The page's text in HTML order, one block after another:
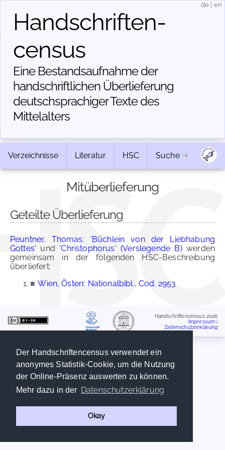
Der Handschriftencensus verwendet ein
anonymes Statistik-Cookie, um die Nutzung
der Online-Präsenz auswerten zu können.
Mehr dazu in der Datenschutzerklärung
Okay
Handschriften­
census
Eine Bestandsaufnahme der
handschriftlichen Über­lieferung
deutschsprachiger Texte des
Mittelalters
de en
Verzeichnisse Literatur HSC Suche
Mitüberlieferung
Geteilte Überlieferung
Peuntner, Thomas: 'Büchlein von der Liebhabung
Gottes' und 'Christophorus' (Verslegende B)werden
gemeinsam in der folgenden HSC-Beschreibung
überliefert:
■ Wien, Österr. Nationalbibl., Cod. 2953
Handschriftencensus 2026
Impressum
Datenschutzerklärung